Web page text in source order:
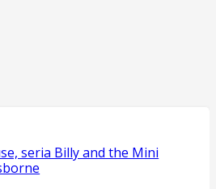
seria Billy and the Mini